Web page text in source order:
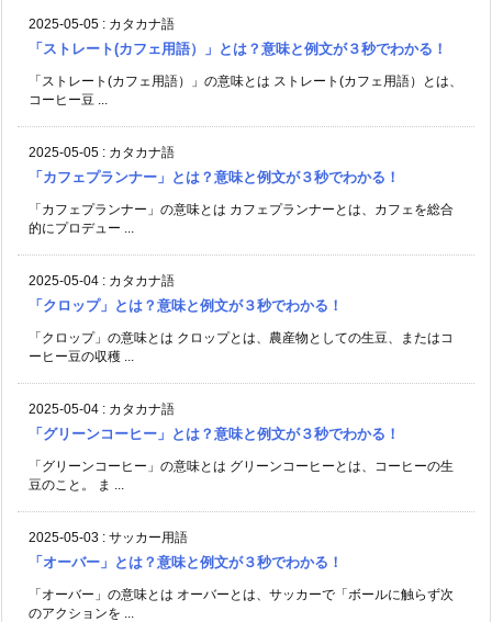
2025-05-05 : カタカナ語
「ストレート(カフェ用語）」とは？意味と例文が３秒でわかる！
「ストレート(カフェ用語）」の意味とは ストレート(カフェ用語）とは、
コーヒー豆 ...
2025-05-05 : カタカナ語
「カフェプランナー」とは？意味と例文が３秒でわかる！
「カフェプランナー」の意味とは カフェプランナーとは、カフェを総合
的にプロデュー ...
2025-05-04 : カタカナ語
「クロップ」とは？意味と例文が３秒でわかる！
「クロップ」の意味とは クロップとは、農産物としての生豆、またはコ
ーヒー豆の収穫 ...
2025-05-04 : カタカナ語
「グリーンコーヒー」とは？意味と例文が３秒でわかる！
「グリーンコーヒー」の意味とは グリーンコーヒーとは、コーヒーの生
豆のこと。 ま ...
2025-05-03 : サッカー用語
「オーバー」とは？意味と例文が３秒でわかる！
「オーバー」の意味とは オーバーとは、サッカーで「ボールに触らず次
のアクションを ...